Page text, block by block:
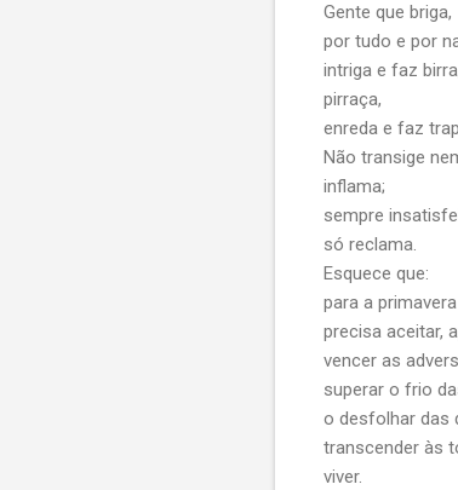
Gente que briga,
por tudo e por
intriga e faz
pirraça,
enreda e faz
Não transige
inflama;
sempre
só reclama.
Esquece que:
para a
precisa aceitar,
vencer as
superar o frio
o desfolhar das
transcender às
viver.